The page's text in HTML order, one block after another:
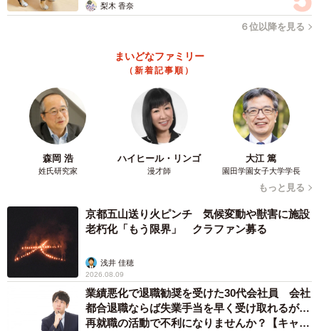
梨木 香奈
６位以降を見る
まいどなファミリー
（新着記事順）
森岡 浩
姓氏研究家
ハイヒール・リンゴ
漫才師
大江 篤
園田学園女子大学学長
もっと見る
京都五山送り火ピンチ 気候変動や獣害に施設
老朽化「もう限界」 クラファン募る
浅井 佳穂
2026.08.09
業績悪化で退職勧奨を受けた30代会社員 会社
都合退職ならば失業手当を早く受け取れるが…
再就職の活動で不利になりませんか？【キャリ